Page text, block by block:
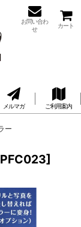
お問い合わ
せ
カート
メルマガ ご利用案内
ー
PFC023]